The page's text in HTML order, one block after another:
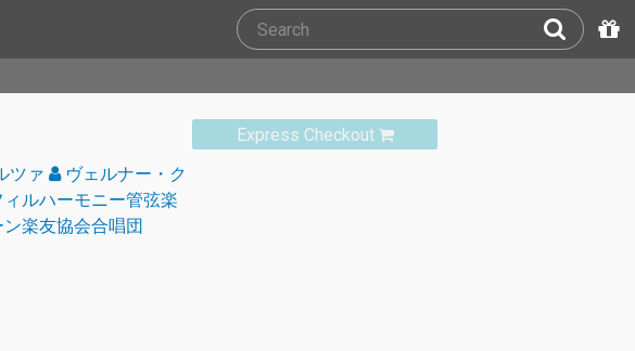
Express Checkout
ツァ
ヴェルナー・ク
ルハーモニー管弦楽
楽友協会合唱団